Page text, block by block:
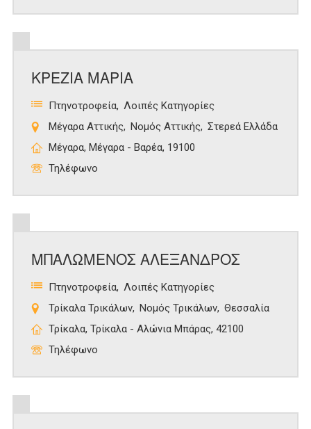
ΚΡΕΖΙΑ ΜΑΡΙΑ
Πτηνοτροφεία Λοιπές Κατηγορίες
Μέγαρα Αττικής
Νομός Αττικής
Στερεά Ελλάδα
Μέγαρα, Μέγαρα - Βαρέα, 19100
Τηλέφωνο
ΜΠΑΛΩΜΕΝΟΣ ΑΛΕΞΑΝΔΡΟΣ
Πτηνοτροφεία Λοιπές Κατηγορίες
Τρίκαλα Τρικάλων
Νομός Τρικάλων Θεσσαλία
Τρίκαλα, Τρίκαλα - Αλώνια Μπάρας, 42100
Τηλέφωνο